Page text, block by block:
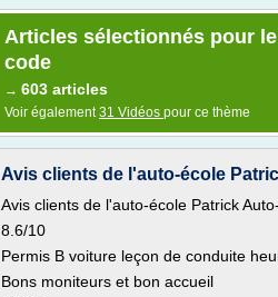
Articles sélectionnés pour
code
→ 603 articles
Voir également31 Vidéos pour ce thème
Avis clients de l'auto-école
Avis clients de l'auto-école Patrick
8.6/10
Permis B voiture leçon de conduite
Bons moniteurs et bon accueil